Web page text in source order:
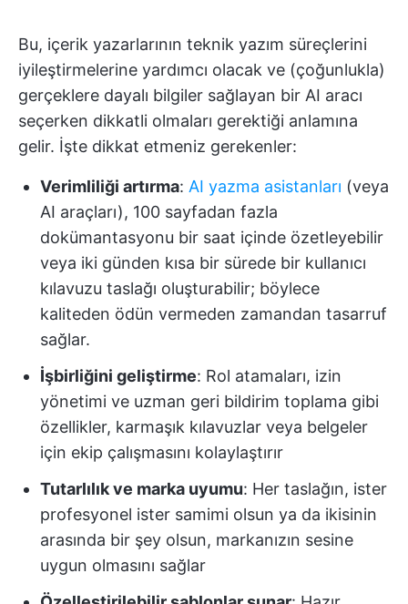
Bu, içerik yazarlarının teknik yazım süreçlerini
iyileştirmelerine yardımcı olacak ve (çoğunlukla)
gerçeklere dayalı bilgiler sağlayan bir AI aracı
seçerken dikkatli olmaları gerektiği anlamına
gelir. İşte dikkat etmeniz gerekenler:
Verimliliği artırma: AI yazma asistanları (veya
AI araçları), 100 sayfadan fazla
dokümantasyonu bir saat içinde özetleyebilir
veya iki günden kısa bir sürede bir kullanıcı
kılavuzu taslağı oluşturabilir; böylece
kaliteden ödün vermeden zamandan tasarruf
sağlar.
İşbirliğini geliştirme: Rol atamaları, izin
yönetimi ve uzman geri bildirim toplama gibi
özellikler, karmaşık kılavuzlar veya belgeler
için ekip çalışmasını kolaylaştırır
Tutarlılık ve marka uyumu: Her taslağın, ister
profesyonel ister samimi olsun ya da ikisinin
arasında bir şey olsun, markanızın sesine
uygun olmasını sağlar